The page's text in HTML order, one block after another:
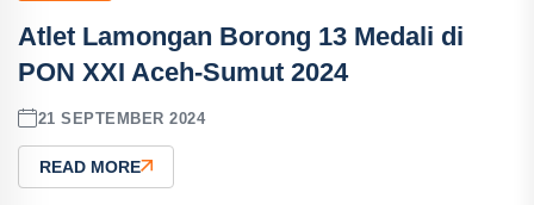
Atlet Lamongan Borong 13 Medali di
PON XXI Aceh-Sumut 2024
21 SEPTEMBER 2024
READ MORE